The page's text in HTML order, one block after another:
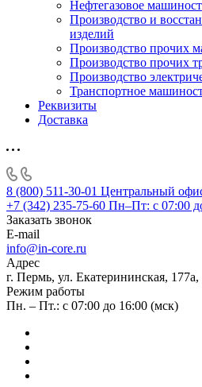
Нефтегазовое
Производство и
изделий
Производство прочих
Производство прочих
Производство
Транспортное
Реквизиты
Доставка
8 (800) 511-30-01 Центральный
+7 (342) 235-75-60 Пн–Пт: с 07:00
Заказать звонок
E-mail
info@in-core.ru
Адрес
г. Пермь, ул. ​Екатерининская,
Режим работы
Пн. – Пт.: с 07:00 до 16:00 (мск)